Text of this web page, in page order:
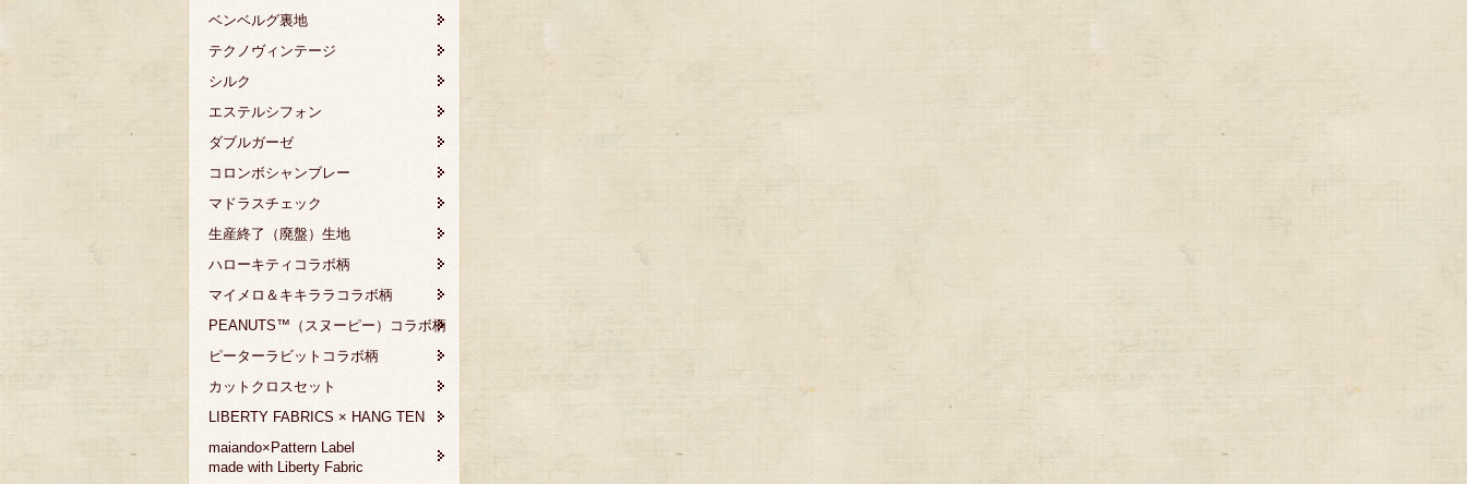
ベンベルグ裏地
テクノヴィンテージ
シルク
エステルシフォン
ダブルガーゼ
コロンボシャンブレー
マドラスチェック
生産終了（廃盤）生地
ハローキティコラボ柄
マイメロ＆キキララコラボ柄
PEANUTS™（スヌーピー）コラボ柄
ピーターラビットコラボ柄
カットクロスセット
LIBERTY FABRICS × HANG TEN
maiando×Pattern Label
made with Liberty Fabric